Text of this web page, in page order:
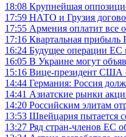
18:08 Крупнейшая
17:59 НАТО и Грузия
17:55 Армения оплатит все
17:16 Квартальная прибыль
16:24 Будущее операции ЕС
16:05 В Украине могут
15:16 Вице-президент США
14:44 Германия: Россия
14:41 Азиатские рынки
14:20 Российским элитам
13:53 Швейцария пытается
13:27 Ряд стран-членов ЕС